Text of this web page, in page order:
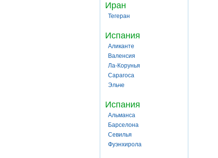
Иран
Тегеран
Испания
Аликанте
Валенсия
Ла-Корунья
Сарагоса
Эльче
Испания
Альманса
Барселона
Севилья
Фуэнхирола